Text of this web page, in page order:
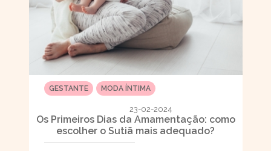
GESTANTE MODA ÍNTIMA
23-02-2024
Os Primeiros Dias da Amamentação: como
escolher o Sutiã mais adequado?